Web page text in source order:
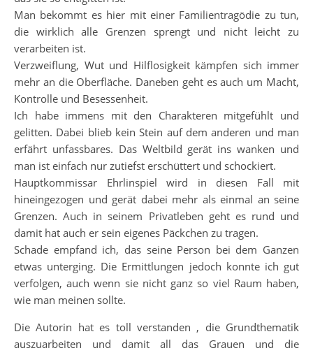
Man bekommt es hier mit einer Familientragödie zu tun,
die wirklich alle Grenzen sprengt und nicht leicht zu
verarbeiten ist.
Verzweiflung, Wut und Hilflosigkeit kämpfen sich immer
mehr an die Oberfläche. Daneben geht es auch um Macht,
Kontrolle und Besessenheit.
Ich habe immens mit den Charakteren mitgefühlt und
gelitten. Dabei blieb kein Stein auf dem anderen und man
erfährt unfassbares. Das Weltbild gerät ins wanken und
man ist einfach nur zutiefst erschüttert und schockiert.
Hauptkommissar Ehrlinspiel wird in diesen Fall mit
hineingezogen und gerät dabei mehr als einmal an seine
Grenzen. Auch in seinem Privatleben geht es rund und
damit hat auch er sein eigenes Päckchen zu tragen.
Schade empfand ich, das seine Person bei dem Ganzen
etwas unterging. Die Ermittlungen jedoch konnte ich gut
verfolgen, auch wenn sie nicht ganz so viel Raum haben,
wie man meinen sollte.
Die Autorin hat es toll verstanden , die Grundthematik
auszuarbeiten und damit all das Grauen und die